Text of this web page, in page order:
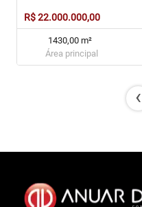
R$ 22.000.000,00
1430,00 m²
Área principal
‹